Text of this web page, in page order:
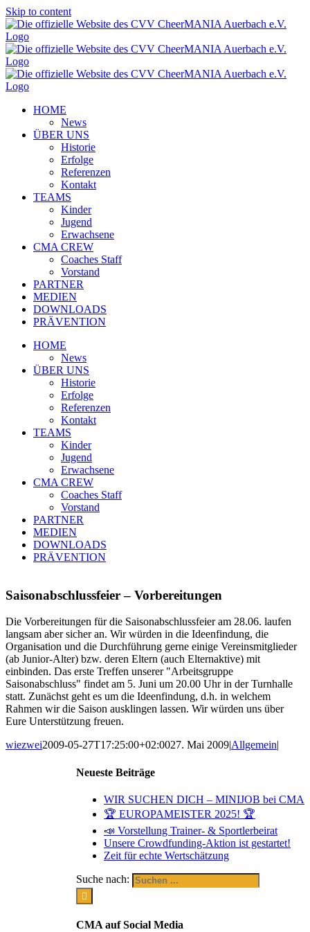
Skip to content
HOME
News
ÜBER UNS
Historie
Erfolge
Referenzen
Kontakt
TEAMS
Kinder
Jugend
Erwachsene
CMA CREW
Coaches Staff
Vorstand
PARTNER
MEDIEN
DOWNLOADS
PRÄVENTION
HOME
News
ÜBER UNS
Historie
Erfolge
Referenzen
Kontakt
TEAMS
Kinder
Jugend
Erwachsene
CMA CREW
Coaches Staff
Vorstand
PARTNER
MEDIEN
DOWNLOADS
PRÄVENTION
Saisonabschlussfeier – Vorbereitungen
Die Vorbereitungen für die Saisonabschlussfeier am 28.06. laufen
langsam aber sicher an. Wir würden in die Ideenfindung, die
Organisation und die Durchführung gerne einige Vereinsmitglieder
(ab Junior-Alter) bzw. deren Eltern (auch Elternaktive) mit
einbinden. Das erste Treffen unserer "Arbeitsgruppe
Saisonabschluss" findet am 5. Juni um 20.00 Uhr in der Turnhalle
statt. Zunächst geht es um die Ideenfindung, d.h. in welchem
Rahmen wir die Saison ausklingen lassen. Wir würden uns über
Eure Unterstützung freuen.
wiezwei2009-05-27T17:25:00+02:0027. Mai 2009|Allgemein|
Neueste Beiträge
WIR SUCHEN DICH – MINIJOB bei CMA
🏆 EUROPAMEISTER 2025! 🏆
📣 Vorstellung Trainer- & Sportlerbeirat
Unsere Crowdfunding-Aktion ist gestartet!
Zeit für echte Wertschätzung
Suche nach:
CMA auf Social Media